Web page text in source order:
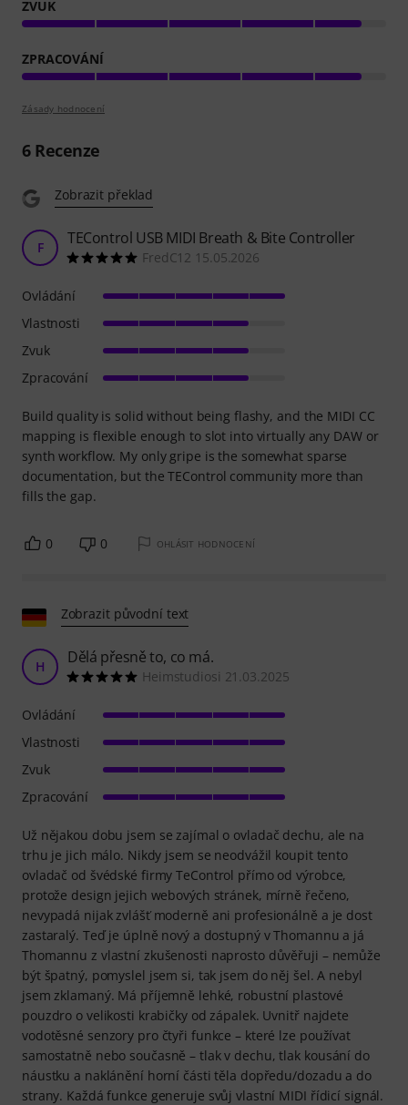
ZVUK
ZPRACOVÁNÍ
Zásady hodnocení
6Recenze
Zobrazit překlad
F TEControl USB MIDI Breath & Bite Controller
FredC12 15.05.2026
Build quality is solid without being flashy, and the MIDI CC
mapping is flexible enough to slot into virtually any DAW or
synth workflow. My only gripe is the somewhat sparse
documentation, but the TEControl community more than
fills the gap.
Ovládání
Vlastnosti
Zvuk
Zpracování
0 0 OHLÁSIT HODNOCENÍ
Zobrazit původní text
H Dělá přesně to, co má.
Heimstudiosi 21.03.2025
Už nějakou dobu jsem se zajímal o ovladač dechu, ale na
trhu je jich málo. Nikdy jsem se neodvážil koupit tento
ovladač od švédské firmy TeControl přímo od výrobce,
protože design jejich webových stránek, mírně řečeno,
nevypadá nijak zvlášť moderně ani profesionálně a je dost
zastaralý. Teď je úplně nový a dostupný v Thomannu a já
Thomannu z vlastní zkušenosti naprosto důvěřuji – nemůže
být špatný, pomyslel jsem si, tak jsem do něj šel. A nebyl
jsem zklamaný. Má příjemně lehké, robustní plastové
pouzdro o velikosti krabičky od zápalek. Uvnitř najdete
vodotěsné senzory pro čtyři funkce – které lze používat
samostatně nebo současně – tlak v dechu, tlak kousání do
náustku a naklánění horní části těla dopředu/dozadu a do
strany. Každá funkce generuje svůj vlastní MIDI řídicí signál.
Ovládání
Vlastnosti
Zvuk
Zpracování